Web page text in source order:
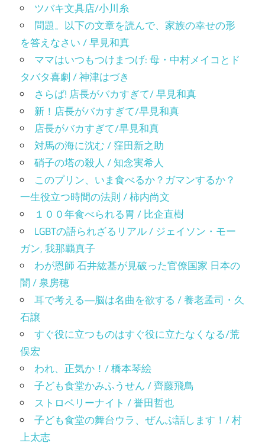
ツバキ文具店/小川糸
問題。以下の文章を読んで、家族の幸せの形
を答えなさい / 早見和真
ママはいつもつけまつげ: 母・中村メイコとド
タバタ喜劇 / 神津はづき
さらば! 店長がバカすぎて/ 早見和真
新！店長がバカすぎて/早見和真
店長がバカすぎて/早見和真
対馬の海に沈む / 窪田新之助
硝子の塔の殺人 / 知念実希人
このプリン、いま食べるか？ガマンするか？
一生役立つ時間の法則 / 柿内尚文
１００年食べられる胃 / 比企直樹
LGBTの語られざるリアル / ジェイソン・モー
ガン, 我那覇真子
わが恩師 石井紘基が見破った官僚国家 日本の
闇 / 泉房穂
耳で考える―脳は名曲を欲する / 養老孟司・久
石譲
すぐ役に立つものはすぐ役に立たなくなる/荒
俣宏
われ、正気か！/ 橋本琴絵
子ども食堂かみふうせん / 齊藤飛鳥
ストロベリーナイト / 誉田哲也
子ども食堂の舞台ウラ、ぜんぶ話します！/ 村
上太志